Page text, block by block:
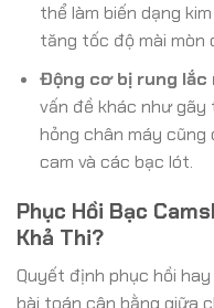
thể làm biến dạng
tăng tốc độ mài mòn
Động cơ bị rung lắc
vấn đề khác như gãy
hỏng chân máy
cam và các bạc lót.
Phục Hồi Bạc
Khả Thi?
Quyết định phục hồi